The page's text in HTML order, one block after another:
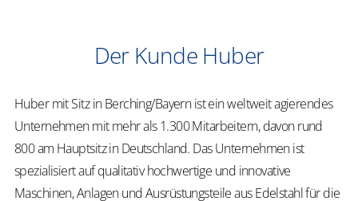
Der Kunde Huber
Huber mit Sitz in Berching/Bayern ist ein weltweit agierendes
Unternehmen mit mehr als 1.300 Mitarbeitern, davon rund
800 am Hauptsitz in Deutschland. Das Unternehmen ist
spezialisiert auf qualitativ hochwertige und innovative
Maschinen, Anlagen und Ausrüstungsteile aus Edelstahl für die